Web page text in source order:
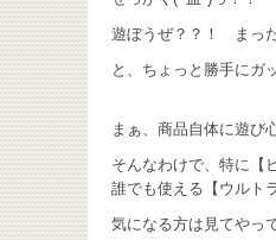
遊ぼうぜ？？！ まっ
と、ちょっと勝手にガ
まぁ、商品自体に遊び
そんなわけで、特に【
誰でも使える【ウルト
気になる方は見てやっ